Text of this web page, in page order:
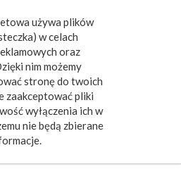
używa plików
w celach
oraz
nim możemy
stronę do twoich
zaakceptować pliki
wyłączenia ich w
nie będą zbierane